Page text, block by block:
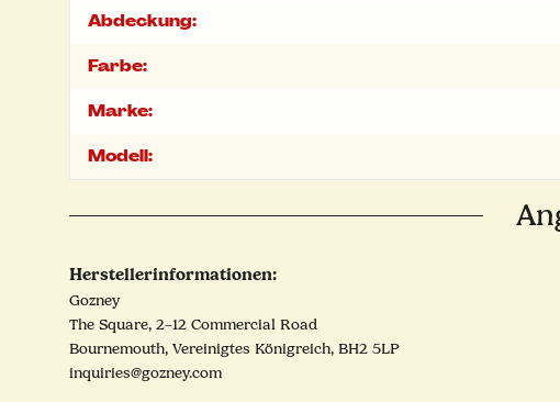
Abdeckung:
Farbe:
Marke:
Modell:
Herstellerinformationen:
Gozney
The Square, 2–12 Commercial Road
Bournemouth, Vereinigtes Königreich, BH2 5LP
inquiries@gozney.com